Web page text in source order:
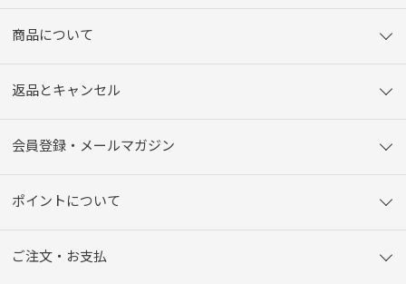
商品について
返品とキャンセル
会員登録・メールマガジン
ポイントについて
ご注文・お支払